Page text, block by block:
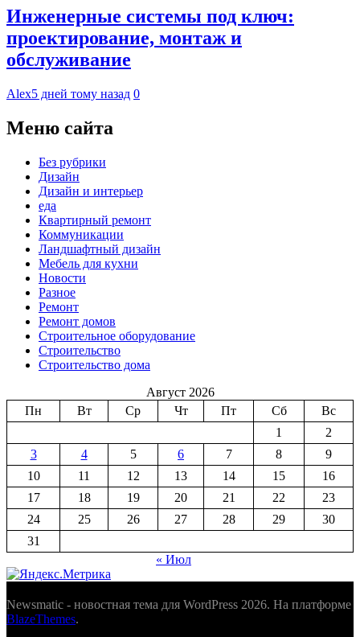
Инженерные системы под ключ:
проектирование, монтаж и
обслуживание
Alex5 дней тому назад 0
Меню сайта
Без рубрики
Дизайн
Дизайн и интерьер
еда
Квартирный ремонт
Коммуникации
Ландшафтный дизайн
Мебель для кухни
Новости
Разное
Ремонт
Ремонт домов
Строительное оборудование
Строительство
Строительство дома
Август 2026
Пн
Вт Ср Чт Пт Сб
Вс
1
2
3
4 5 6 7 8
9
10
11 12 13 14 15
16
17
18 19 20 21 22
23
24
25 26 27 28 29
30
31
« Июл
Newsmatic - новостная тема для WordPress 2026. На платформе
BlazeThemes.